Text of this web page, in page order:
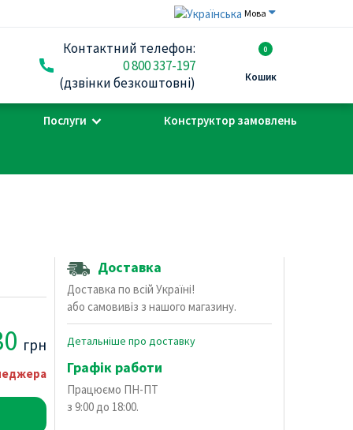
Мова
Контактний телефон:
0 800 337-197
(дзвінки безкоштовні)
0
Кошик
Послуги Конструктор замовлень
грн
Доставка
Доставка по всій Україні!
або самовивіз з нашого магазину.
Детальніше про доставку
Графік работи
Працюємо ПН-ПТ
з 9:00 до 18:00.